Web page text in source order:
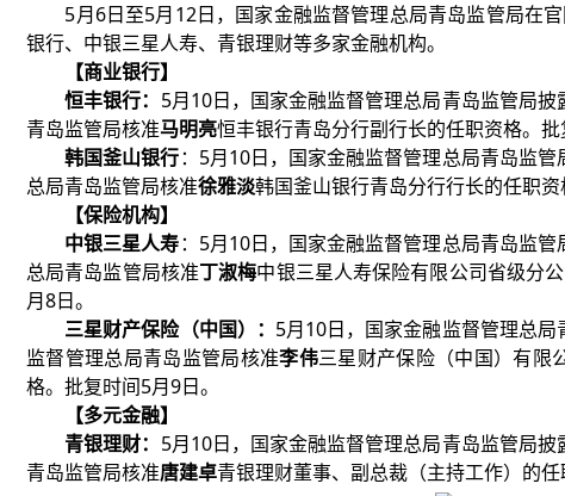
5月6日至5月12日，国家金融监督管理总局青岛监管局在官
银行、中银三星人寿、青银理财等多家金融机构。
【商业银行】
恒丰银行： 5月10日，国家金融监督管理总局青岛监管局
青岛监管局核准马明亮恒丰银行青岛分行副行长的任职资格。批
韩国釜山银行：5月10日，国家金融监督管理总局青岛监
总局青岛监管局核准徐雅淡韩国釜山银行青岛分行行长的任职资
【保险机构】
中银三星人寿：5月10日，国家金融监督管理总局青岛监
总局青岛监管局核准丁淑梅中银三星人寿保险有限公司省级分
月8日。
三星财产保险（中国）： 5月10日，国家金融监督管理总
监督管理总局青岛监管局核准李伟三星财产保险（中国）有限
格。批复时间5月9日。
【多元金融】
青银理财： 5月10日，国家金融监督管理总局青岛监管局
青岛监管局核准唐建卓青银理财董事、副总裁（主持工作）的任